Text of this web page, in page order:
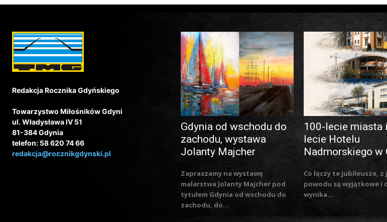
Redakcja Rocznika Gdyńskiego
Towarzystwo Miłośników Gdyni
ul. Władysława IV 51
81-384 Gdynia
telefon: 58 620 74 66
redakcja@rocznikgdynski.pl
Gdynia od wschodu do
zachodu, wystawa
Jolanty Majcher
Zapraszamy na wystawę
malarstwa Jolanty Majcher pod
tytułem Gdynia od wschodu do
zachodu, do...
100-lecie miasta
lecie Hotelu
Nadmorskiego w
Co łączy te jubileusze, z
powodu są wyjątkowe i
wynika...